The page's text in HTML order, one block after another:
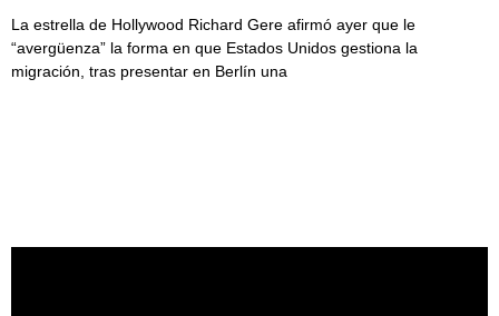
La estrella de Hollywood Richard Gere afirmó ayer que le
“avergüenza” la forma en que Estados Unidos gestiona la
migración, tras presentar en Berlín una